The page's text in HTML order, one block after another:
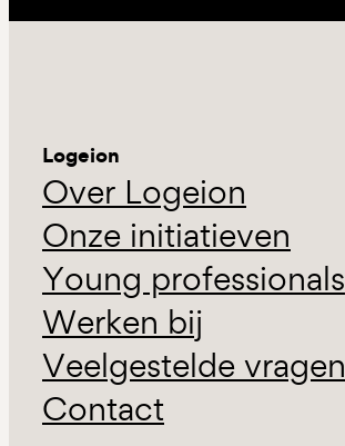
Logeion
Over Logeion
Onze initiatieven
Young professionals
Werken bij
Veelgestelde vragen
Contact